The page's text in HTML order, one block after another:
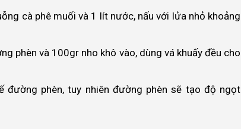
cà phê muối và 1 lít nước, nấu với lửa nhỏ khoảng
phèn và 100gr nho khô vào, dùng vá khuấy đều cho
phèn, tuy nhiên đường phèn sẽ tạo độ ngọt